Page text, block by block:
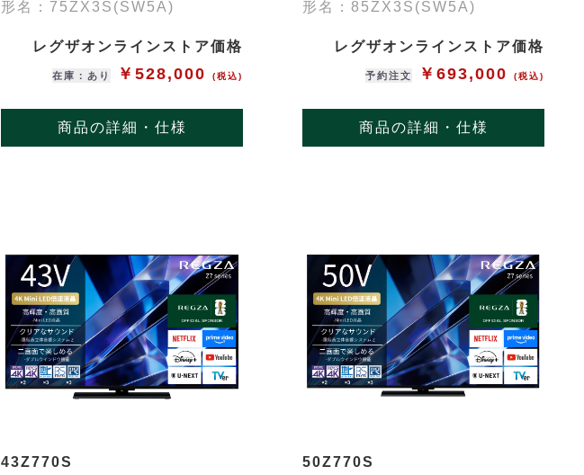
形名：75ZX3S(SW5A)
レグザオンラインストア価格
在庫：あり ￥528,000(税込)
商品の詳細・仕様
形名：85ZX3S(SW5A)
レグザオンラインストア価格
予約注文 ￥693,000(税込)
商品の詳細・仕様
43Z770S 50Z770S